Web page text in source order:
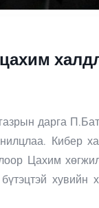
дарга
Кибер
Цахим